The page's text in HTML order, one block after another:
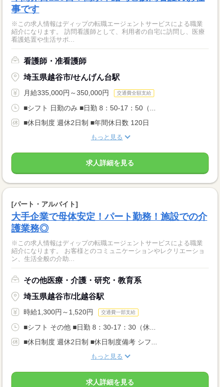
事です
※この求人情報はディップの転職エージェントサービスによる職業
紹介になります。 訪問看護師として、利用者の自宅に訪問し、医療
看護処置や生活サポ...
看護師・准看護師
埼玉県越谷市/せんげん台駅
月給335,000円～350,000円 交通費全額支給
■シフト 日勤のみ ■日勤 8：50-17：50（...
■休日制度 週休2日制 ■年間休日数 120日
もっと見る
求人詳細を見る
[パート・アルバイト]
大手企業で母体安定！パート勤務！施設での介
護業務◎
※この求人情報はディップの転職エージェントサービスによる職業
紹介になります。 お客様とのコミュニケーションやレクリエーショ
ン、生活全般の介助...
その他医療・介護・研究・教育系
埼玉県越谷市/北越谷駅
時給1,300円～1,520円 交通費一部支給
■シフト その他 ■日勤 8：30-17：30（休...
■休日制度 週休2日制 ■休日制度備考 シフ...
もっと見る
求人詳細を見る